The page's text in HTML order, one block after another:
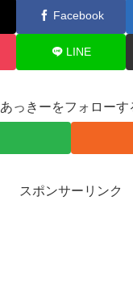
Facebook
LINE
あっきーをフォローす
スポンサーリンク